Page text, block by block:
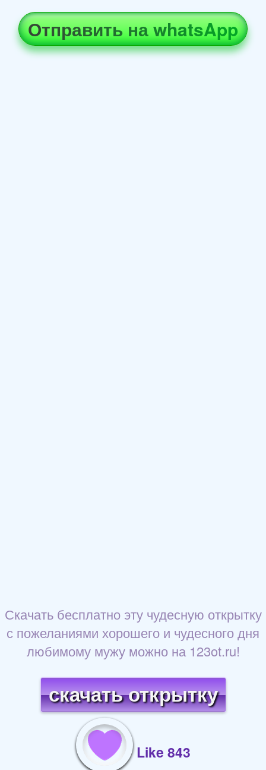
Отправить на whatsApp
Скачать бесплатно эту чудесную открытку
с пожеланиями хорошего и чудесного дня
любимому мужу можно на 123ot.ru!
скачать открытку
Like 843